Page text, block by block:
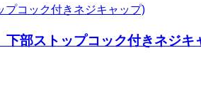
部ストップコック付きネジキ